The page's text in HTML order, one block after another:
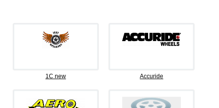
1C new Accuride